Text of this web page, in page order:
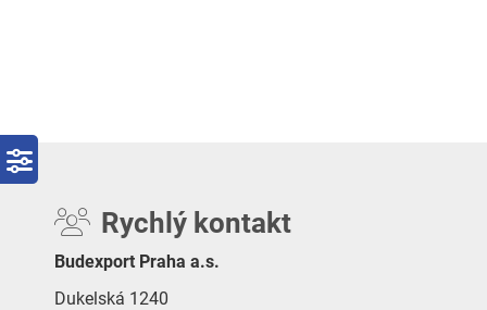
Rychlý kontakt
Budexport Praha a.s.
Dukelská 1240